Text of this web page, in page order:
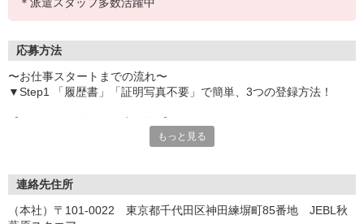
応募方法
〜お仕事スタートまでの流れ〜
▼Step1 「履歴書」「証明写真不要」で簡単、3つの登録方法！
いつでも好きな時間に登録OK
受付時間/平日9:00〜19:00
もっと見る
連絡先住所
（本社）〒101-0022 東京都千代田区神田練塀町85番地 JEBL秋